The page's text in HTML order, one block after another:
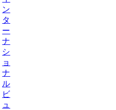
ン
タ
ー
ナ
シ
ョ
ナ
ル
ビ
ュ